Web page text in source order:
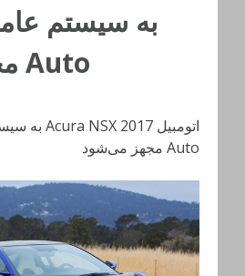
Auto مجهز می‌شود
Auto مجهز می‌شود